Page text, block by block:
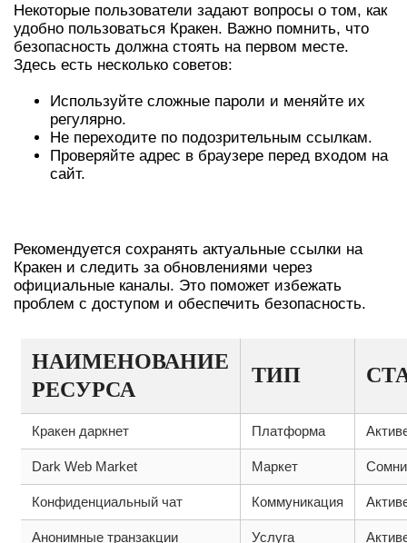
Некоторые пользователи задают вопросы о том, как
удобно пользоваться Кракен. Важно помнить, что
безопасность должна стоять на первом месте.
Здесь есть несколько советов:
Используйте сложные пароли и меняйте их
регулярно.
Не переходите по подозрительным ссылкам.
Проверяйте адрес в браузере перед входом на
сайт.
Рекомендуется сохранять актуальные ссылки на
Кракен и следить за обновлениями через
официальные каналы. Это поможет избежать
проблем с доступом и обеспечить безопасность.
НАИМЕНОВАНИЕ
РЕСУРСА
ТИП
Кракен даркнет Платформа
Dark Web Market Маркет
Конфиденциальный чат Коммуникация
Анонимные транзакции Услуга